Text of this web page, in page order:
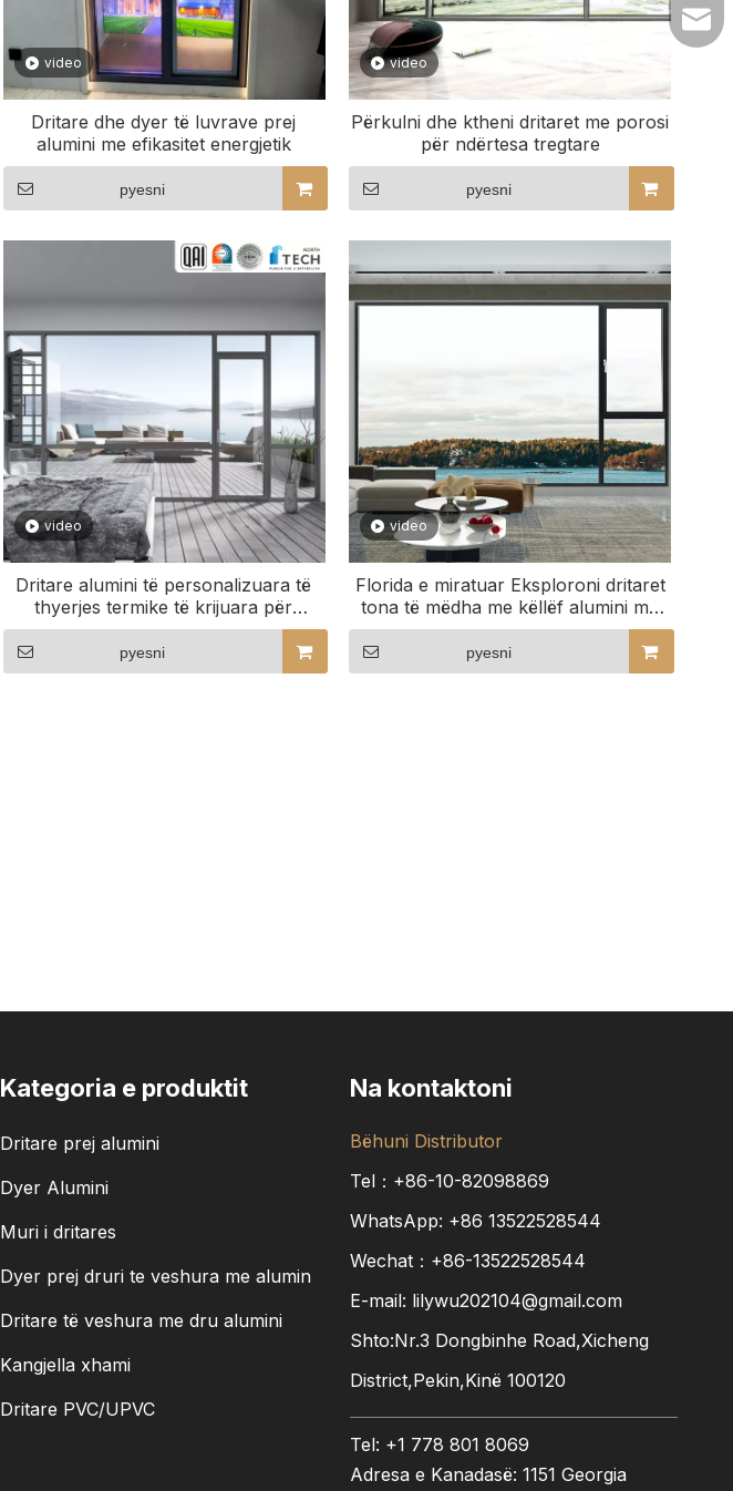
video
Dritare dhe dyer të luvrave prej
alumini me efikasitet energjetik
pyesni
video
Përkulni dhe ktheni dritaret me porosi
për ndërtesa tregtare
pyesni
video
Dritare alumini të personalizuara të
thyerjes termike të krijuara për
komoditetin tuaj
pyesni
video
Florida e miratuar Eksploroni dritaret
tona të mëdha me këllëf alumini me
shitje të nxehtë
pyesni
Kategoria e produktit
Dritare prej alumini
Dyer Alumini
Muri i dritares
Dyer prej druri te veshura me alumin
Dritare të veshura me dru alumini
Kangjella xhami
Dritare PVC/UPVC
Na kontaktoni
Bëhuni Distributor
Tel：+86-10-82098869
WhatsApp: +86 13522528544
Wechat：+86-13522528544
E-mail: lilywu202104@gmail.com
Shto:Nr.3 Dongbinhe Road,Xicheng
District,Pekin,Kinë 100120
Tel: +1 778 801 8069
Adresa e Kanadasë: 1151 Georgia